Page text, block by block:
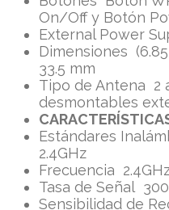
On/Off y Botón
External Power
Dimensiones (6.85
33.5 mm
Tipo de Antena 2
desmontables
Estándares
2.4GHz
Frecuencia
Tasa de Señal
Sensibilidad de